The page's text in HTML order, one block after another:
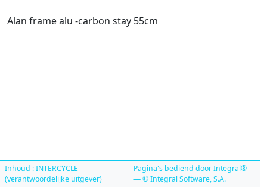
Alan frame alu -carbon stay 55cm
Inhoud : INTERCYCLE
(verantwoordelijke uitgever)
Pagina's bediend door Integral®
— © Integral Software, S.A.